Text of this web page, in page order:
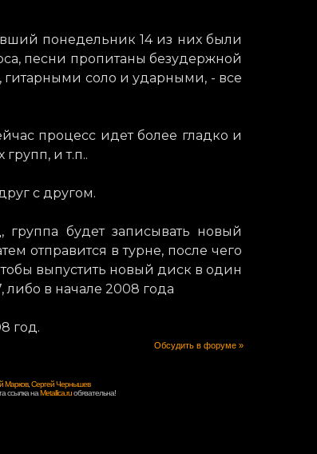
понедельник 14 из них были
песни пропитаны безудержной
соло и ударными, - все
процесс идет более гладко и
и т.п..
с другом.
будет записывать новый
отправится в турне, после чего
выпустить новый диск в один
либо в начале 2008 года
год.
Обсудить в форуме »
Марков, Сергей Чернышев
ссылка наMetallica.ruобязательна!